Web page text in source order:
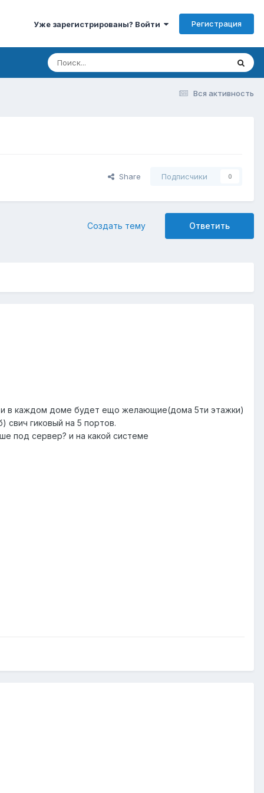
Уже зарегистрированы? Войти Регистрация
Вся активность
Share Подписчики 0
Ответить
Создать тему
в каждом доме будет ещо желающие(дома 5ти этажки)
свич гиковый на 5 портов.
под сервер? и на какой системе